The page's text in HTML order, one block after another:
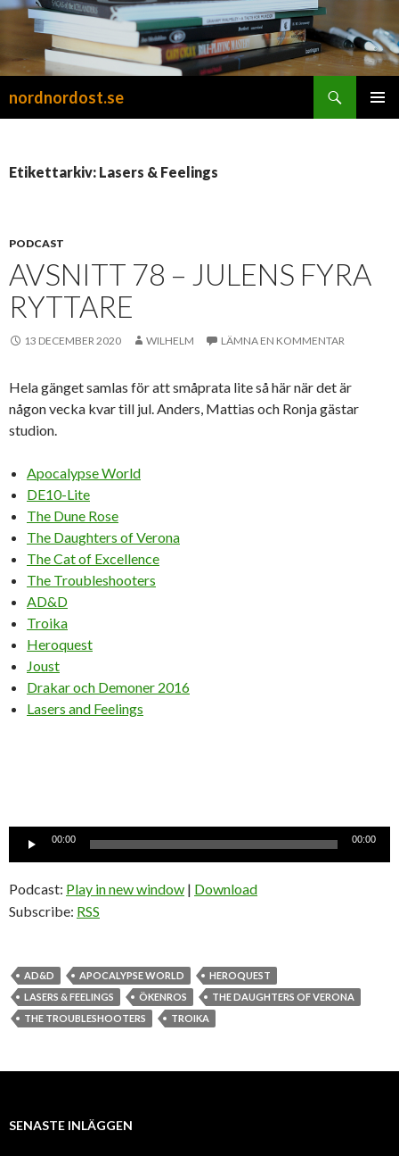
nordnordost.se
Etikettarkiv: Lasers & Feelings
PODCAST
AVSNITT 78 – JULENS FYRA
RYTTARE
13 DECEMBER 2020 WILHELM LÄMNA EN KOMMENTAR
Hela gänget samlas för att småprata lite så här när det är
någon vecka kvar till jul. Anders, Mattias och Ronja gästar
studion.
Apocalypse World
DE10-Lite
The Dune Rose
The Daughters of Verona
The Cat of Excellence
The Troubleshooters
AD&D
Troika
Heroquest
Joust
Drakar och Demoner 2016
Lasers and Feelings
Ljudspelare
00:00 00:00
Podcast: Play in new window | Download
Subscribe: RSS
AD&D APOCALYPSE WORLD
HEROQUEST
LASERS & FEELINGS
ÖKENROS
THE DAUGHTERS OF VERONA
THE TROUBLESHOOTERS
TROIKA
SENASTE INLÄGGEN